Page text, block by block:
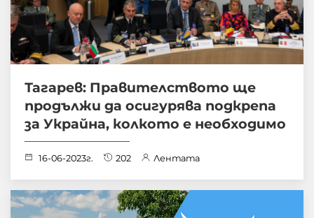
Тагарев: Правителството ще
продължи да осигурява подкрепа
за Украйна, колкото е необходимо
16-06-2023г. 202 Лентата